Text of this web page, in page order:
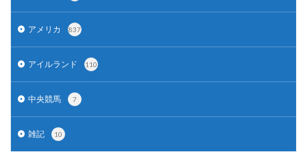
アメリカ 837
アイルランド 110
中央競馬 7
雑記 10